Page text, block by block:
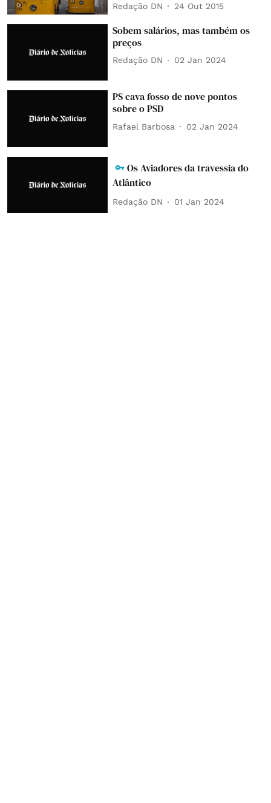
Redação DN 24 Out 2015
Sobem salários, mas também os
preços
Redação DN 02 Jan 2024
PS cava fosso de nove pontos
sobre o PSD
Rafael Barbosa 02 Jan 2024
Os Aviadores da travessia do
Atlântico
Redação DN 01 Jan 2024